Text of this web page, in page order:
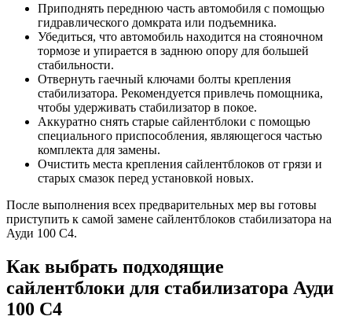
Приподнять переднюю часть автомобиля с помощью
гидравлического домкрата или подъемника.
Убедиться, что автомобиль находится на стояночном
тормозе и упирается в заднюю опору для большей
стабильности.
Отвернуть гаечный ключами болты крепления
стабилизатора. Рекомендуется привлечь помощника,
чтобы удерживать стабилизатор в покое.
Аккуратно снять старые сайлентблоки с помощью
специального приспособления, являющегося частью
комплекта для замены.
Очистить места крепления сайлентблоков от грязи и
старых смазок перед установкой новых.
После выполнения всех предварительных мер вы готовы
приступить к самой замене сайлентблоков стабилизатора на
Ауди 100 С4.
Как выбрать подходящие
сайлентблоки для стабилизатора Ауди
100 С4